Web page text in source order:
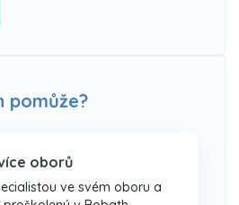
pomůže?
oborů
ve svém oboru a